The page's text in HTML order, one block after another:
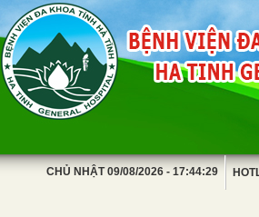
CHỦ NHẬT 09/08/2026 - 17:44:29